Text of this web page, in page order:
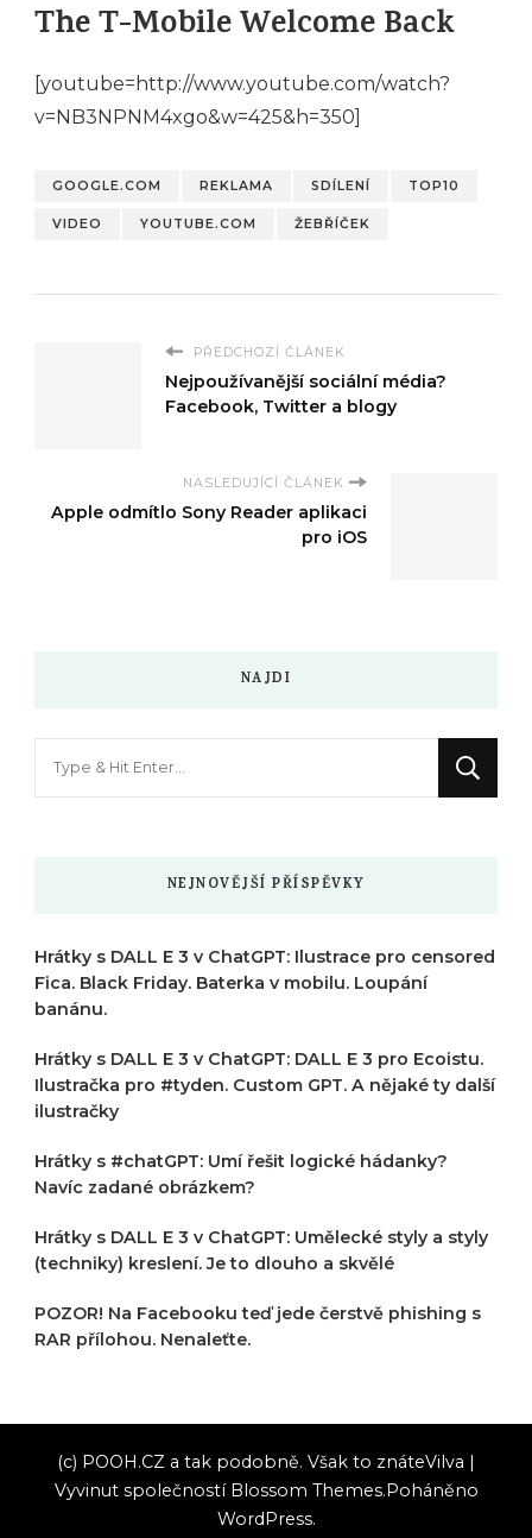
The T-Mobile Welcome Back
[youtube=http://www.youtube.com/watch?
v=NB3NPNM4xgo&w=425&h=350]
GOOGLE.COM REKLAMA SDÍLENÍ TOP10
VIDEO YOUTUBE.COM ŽEBŘÍČEK
PŘEDCHOZÍ ČLÁNEK
Nejpoužívanější sociální média?
Facebook, Twitter a blogy
NASLEDUJÍCÍ ČLÁNEK
Apple odmítlo Sony Reader aplikaci
pro iOS
NAJDI
NEJNOVĚJŠÍ PŘÍSPĚVKY
Hrátky s DALL E 3 v ChatGPT: Ilustrace pro censored
Fica. Black Friday. Baterka v mobilu. Loupání
banánu.
Hrátky s DALL E 3 v ChatGPT: DALL E 3 pro Ecoistu.
Ilustračka pro #tyden. Custom GPT. A nějaké ty další
ilustračky
Hrátky s #chatGPT: Umí řešit logické hádanky?
Navíc zadané obrázkem?
Hrátky s DALL E 3 v ChatGPT: Umělecké styly a styly
(techniky) kreslení. Je to dlouho a skvělé
POZOR! Na Facebooku teď jede čerstvě phishing s
RAR přílohou. Nenaleťte.
(c) POOH.CZ a tak podobně. Však to znáteVilva |
Vyvinut společností Blossom Themes.Poháněno
WordPress.